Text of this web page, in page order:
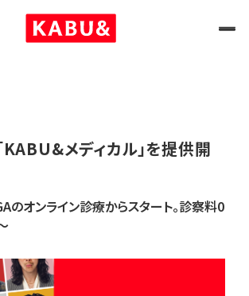
KABU&メディカル」を提供開
のオンライン診療からスタート。診察料0